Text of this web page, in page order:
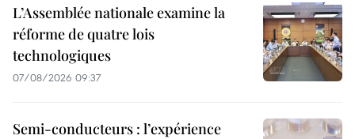
L’Assemblée nationale examine la
réforme de quatre lois
technologiques
07/08/2026 09:37
Semi-conducteurs : l’expérience